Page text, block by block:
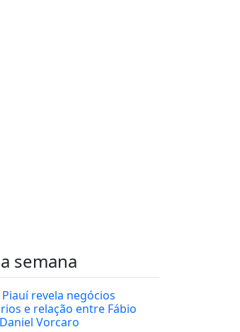
semana
Piauí revela negócios
e relação entre Fábio
Vorcaro